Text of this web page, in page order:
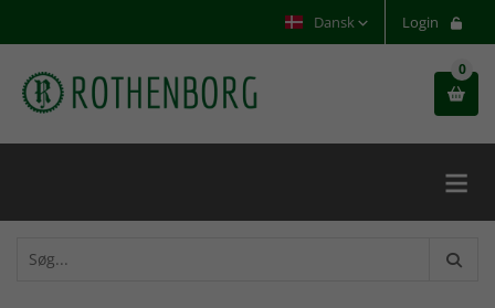
Login
Dansk

0
